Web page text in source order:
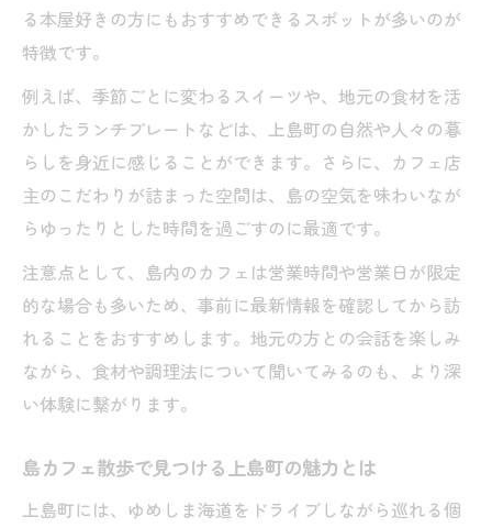
る本屋好きの方にもおすすめできるスポットが多いのが
特徴です。
例えば、季節ごとに変わるスイーツや、地元の食材を活
かしたランチプレートなどは、上島町の自然や人々の暮
らしを身近に感じることができます。さらに、カフェ店
主のこだわりが詰まった空間は、島の空気を味わいなが
らゆったりとした時間を過ごすのに最適です。
注意点として、島内のカフェは営業時間や営業日が限定
的な場合も多いため、事前に最新情報を確認してから訪
れることをおすすめします。地元の方との会話を楽しみ
ながら、食材や調理法について聞いてみるのも、より深
い体験に繋がります。
島カフェ散歩で見つける上島町の魅力とは
上島町には、ゆめしま海道をドライブしながら巡れる個